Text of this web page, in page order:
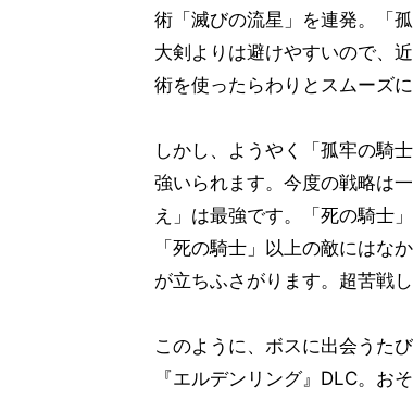
術「滅びの流星」を連発。「
大剣よりは避けやすいので、
術を使ったらわりとスムーズ
しかし、ようやく「孤牢の騎
強いられます。今度の戦略は
え」は最強です。「死の騎士
「死の騎士」以上の敵にはな
が立ちふさがります。超苦戦
このように、ボスに出会うた
『エルデンリング』DLC。お